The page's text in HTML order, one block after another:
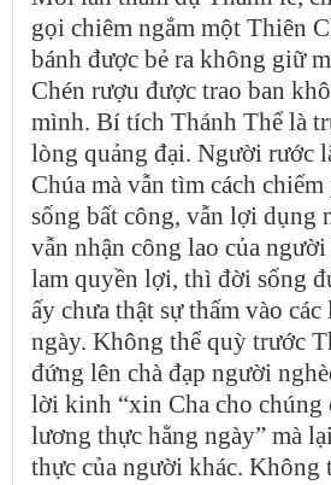
gọi chiêm ngắm một Thiên
bánh được bẻ ra không giữ
Chén rượu được trao ban
mình. Bí tích Thánh Thể là
lòng quảng đại. Người rước
Chúa mà vẫn tìm cách
sống bất công, vẫn lợi dụng
vẫn nhận công lao của
lam quyền lợi, thì đời sống
ấy chưa thật sự thấm vào
ngày. Không thể quỳ trước
đứng lên chà đạp người
lời kinh “xin Cha cho chúng
lương thực hằng ngày” mà
thực của người khác. Không